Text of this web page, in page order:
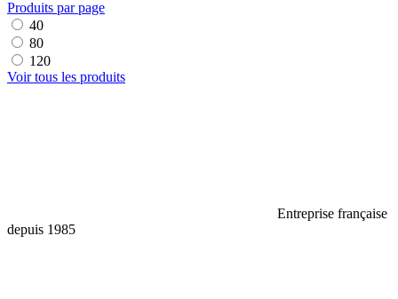
Produits par page
40
80
120
Voir tous les produits
Entreprise française
depuis 1985